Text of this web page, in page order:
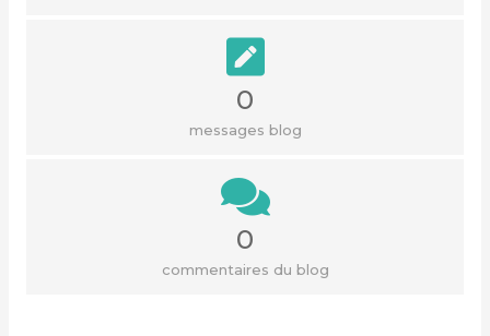
0
messages blog
0
commentaires du blog